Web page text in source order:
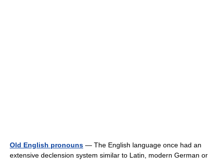
Old English pronouns — The English language once had an
extensive declension system similar to Latin, modern German or